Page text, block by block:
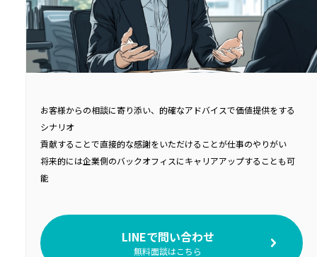
お客様からの相談に寄り添い、的確なアドバイスで価値提供をする
シナリオ
貢献することで直接的な感謝をいただけることが仕事のやりがい
将来的には企業側のバックオフィスにキャリアアップすることも可
能
LINEで問い合わせ
無料面談はこちら